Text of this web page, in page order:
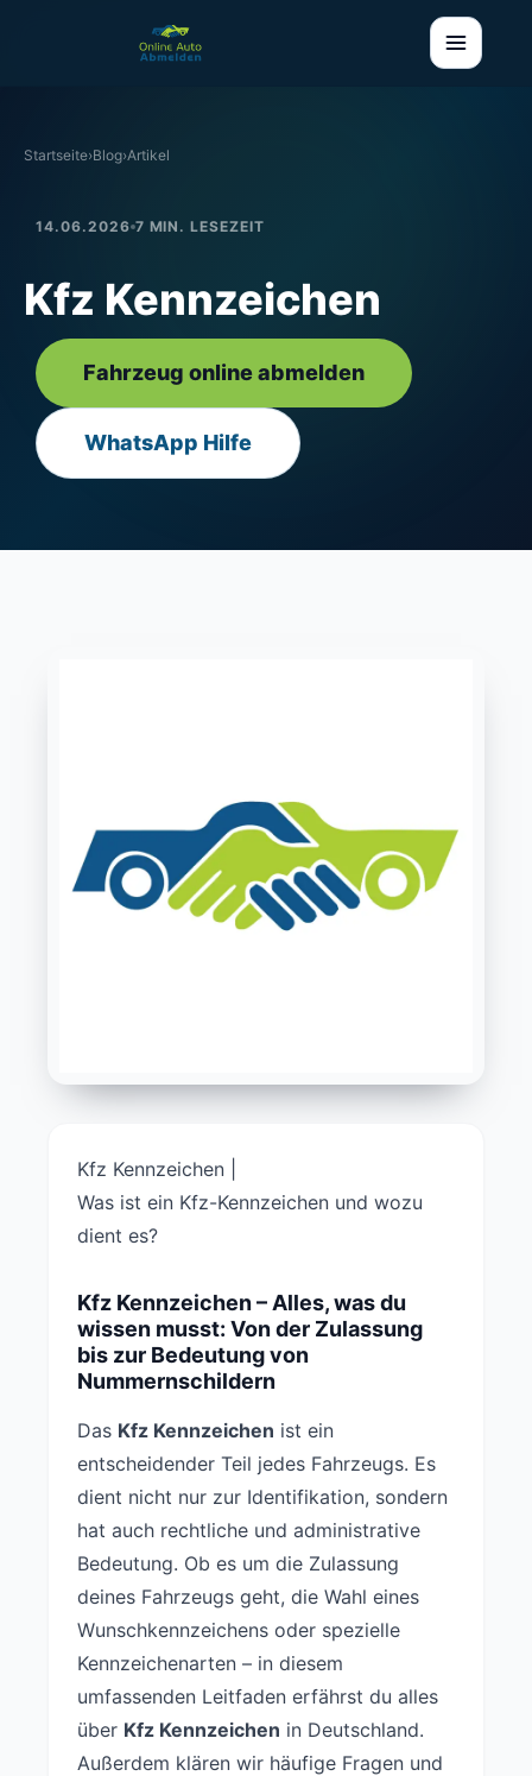
Startseite›Blog›Artikel
14.06.2026 7 MIN. LESEZEIT
Kfz Kennzeichen
Fahrzeug online abmelden
WhatsApp Hilfe
Kfz Kennzeichen |
Was ist ein Kfz-Kennzeichen und wozu
dient es?
Kfz Kennzeichen – Alles, was du
wissen musst: Von der Zulassung
bis zur Bedeutung von
Nummernschildern
Das Kfz Kennzeichen ist ein
entscheidender Teil jedes Fahrzeugs. Es
dient nicht nur zur Identifikation, sondern
hat auch rechtliche und administrative
Bedeutung. Ob es um die Zulassung
deines Fahrzeugs geht, die Wahl eines
Wunschkennzeichens oder spezielle
Kennzeichenarten – in diesem
umfassenden Leitfaden erfährst du alles
über Kfz Kennzeichen in Deutschland.
Außerdem klären wir häufige Fragen und